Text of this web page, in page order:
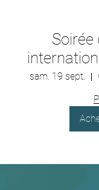
arabe -
sam. 19 sept.